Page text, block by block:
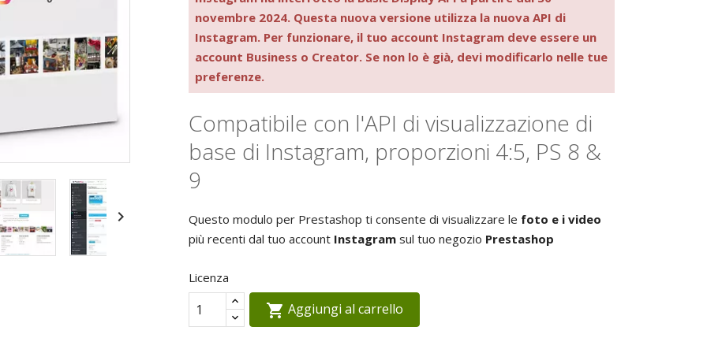

novembre 2024. Questa nuova versione utilizza la nuova API di
Instagram. Per funzionare, il tuo account Instagram deve essere un
account Business o Creator. Se non lo è già, devi modificarlo nelle tue
preferenze.
Compatibile con l'API di visualizzazione di
base di Instagram, proporzioni 4:5, PS 8 &
9
Questo modulo per Prestashop ti consente di visualizzare le foto e i video
più recenti dal tuo account Instagram sul tuo negozio Prestashop
Licenza
 Aggiungi al carrello